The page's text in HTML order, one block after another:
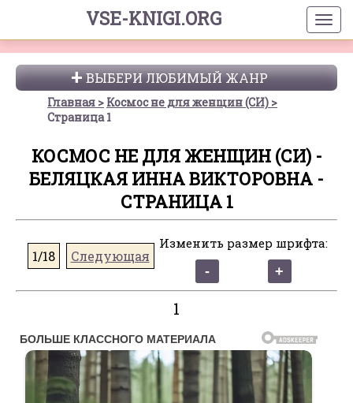
VSE-KNIGI.ORG
ВЫБЕРИ ЛЮБИМЫЙ ЖАНР
Главная
Космос не для женщин (СИ)
Страница 1
КОСМОС НЕ ДЛЯ ЖЕНЩИН (СИ) -
БЕЛЯЦКАЯ ИННА ВИКТОРОВНА -
СТРАНИЦА 1
1/18 Следующая
Изменить размер шрифта:
1